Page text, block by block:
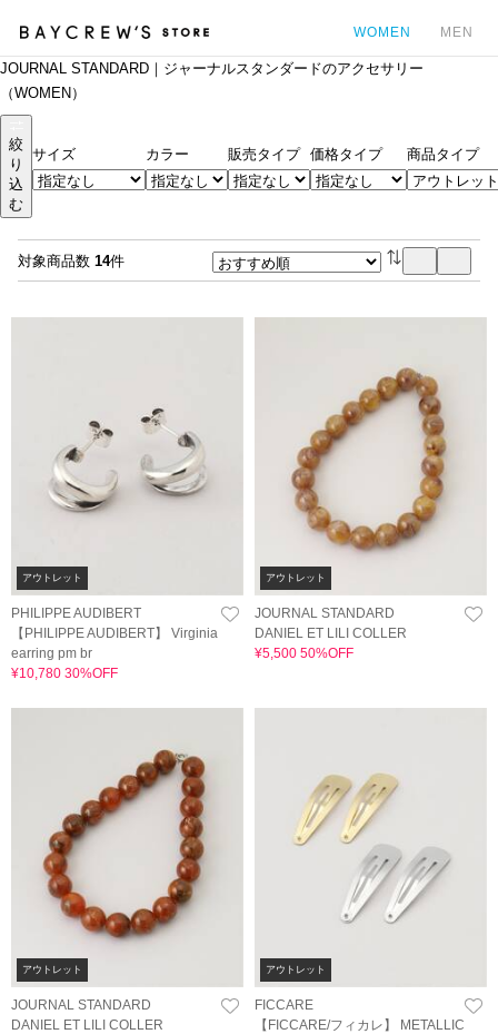
WOMEN MEN
JOURNAL STANDARD｜ジャーナルスタンダードのアクセサリー
（WOMEN）
絞
り
込
む
サイズ カラー 販売タイプ 価格タイプ 商品タイプ
対象商品数 14件
アウトレット
PHILIPPE AUDIBERT
【PHILIPPE AUDIBERT】 Virginia
earring pm br
¥10,780 30%OFF
アウトレット
JOURNAL STANDARD
DANIEL ET LILI COLLER
¥5,500 50%OFF
アウトレット
JOURNAL STANDARD
DANIEL ET LILI COLLER
アウトレット
FICCARE
【FICCARE/フィカレ】 METALLIC